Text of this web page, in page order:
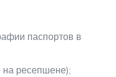
паспортов в
на ресепшене);